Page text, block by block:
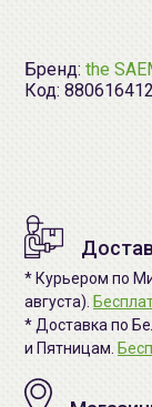
Бренд: the
Код:
* Курьером по
августа).
* Доставка по
и Пятницам.